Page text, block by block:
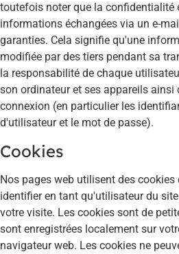
toutefois noter que la confidentialité
informations échangées via un e-
garanties. Cela signifie qu'une
modifiée par des tiers pendant sa
la responsabilité de chaque
son ordinateur et ses appareils
connexion (en particulier les
d'utilisateur et le mot de passe).
Cookies
Nos pages web utilisent des
identifier en tant qu'utilisateur du
votre visite. Les cookies sont de
sont enregistrées localement sur
navigateur web. Les cookies ne